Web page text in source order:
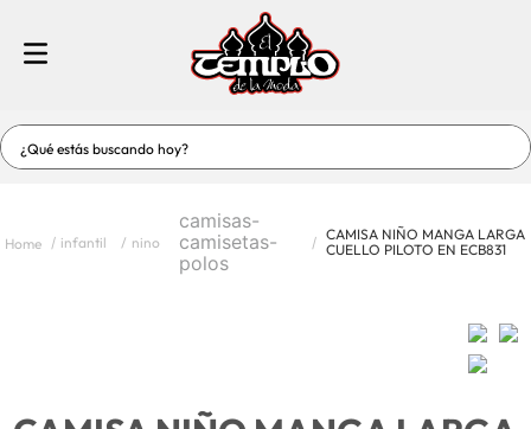
¿Qué estás buscando hoy?
infantil nino
camisas-
camisetas-
polos
CAMISA NIÑO MANGA LARGA
CUELLO PILOTO EN ECB831
jeans